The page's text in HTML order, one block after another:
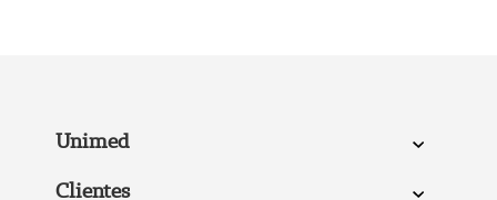
Unimed
Clientes